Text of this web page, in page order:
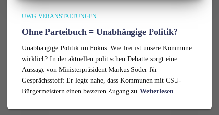
UWG-VERANSTALTUNGEN
Ohne Parteibuch = Unabhängige Politik?
Unabhängige Politik im Fokus: Wie frei ist unsere Kommune
wirklich? In der aktuellen politischen Debatte sorgt eine
Aussage von Ministerpräsident Markus Söder für
Gesprächsstoff: Er legte nahe, dass Kommunen mit CSU-
Bürgermeistern einen besseren Zugang zu Weiterlesen